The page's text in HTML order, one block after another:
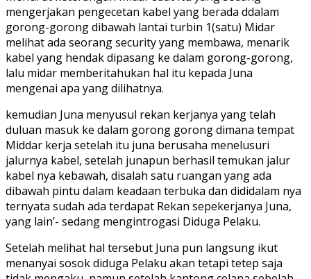
mengerjakan pengecetan kabel yang berada ddalam
gorong-gorong dibawah lantai turbin 1(satu) Midar
melihat ada seorang security yang membawa, menarik
kabel yang hendak dipasang ke dalam gorong-gorong,
lalu midar memberitahukan hal itu kepada Juna
mengenai apa yang dilihatnya.
kemudian Juna menyusul rekan kerjanya yang telah
duluan masuk ke dalam gorong gorong dimana tempat
Middar kerja setelah itu juna berusaha menelusuri
jalurnya kabel, setelah junapun berhasil temukan jalur
kabel nya kebawah, disalah satu ruangan yang ada
dibawah pintu dalam keadaan terbuka dan dididalam nya
ternyata sudah ada terdapat Rekan sepekerjanya Juna,
yang lain’- sedang mengintrogasi Diduga Pelaku.
Setelah melihat hal tersebut Juna pun langsung ikut
menanyai sosok diduga Pelaku akan tetapi tetep saja